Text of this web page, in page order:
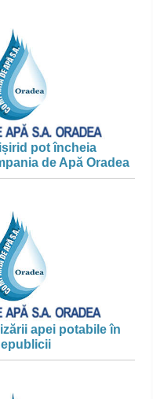
pot încheia
de Apă Oradea
apei potabile în